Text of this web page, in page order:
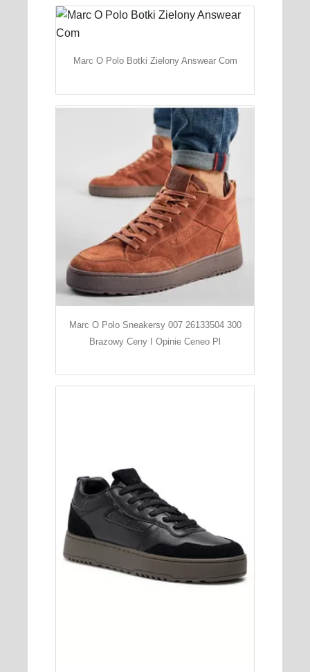
Marc O Polo Botki Zielony Answear Com
Marc O Polo Sneakersy 007 26133504 300
Brazowy Ceny I Opinie Ceneo Pl